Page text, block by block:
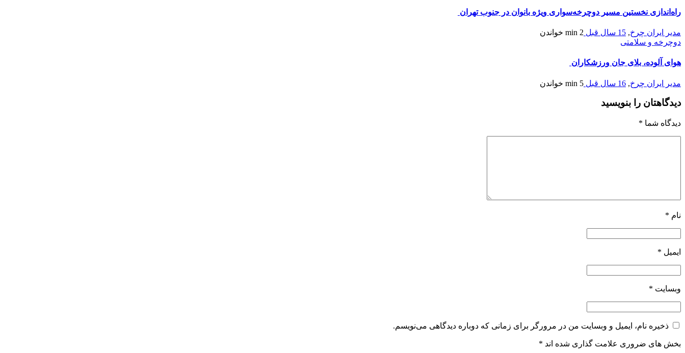
راه‌اندازی نخستین مسیر دوچرخه‌سواری ویژه بانوان در جنوب تهران
مدیر ایران چرخ, 15 سال قبل 2 min
خواندن
دوچرخه و سلامتی
هوای آلوده، بلای جان ورزشکاران
مدیر ایران چرخ, 16 سال قبل 5 min خواندن
دیدگاهتان را بنویسید
دیدگاه شما *
نام *
ایمیل *
وبسایت *
ذخیره نام، ایمیل و وبسایت من در مرورگر برای زمانی که دوباره دیدگاهی می‌نویسم.
بخش های ضروری علامت گذاری شده اند *